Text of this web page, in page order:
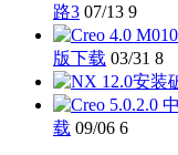
路3 07/13 9
版下载 03/31 8
载 09/06 6